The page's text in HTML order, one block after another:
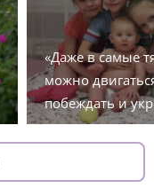
«Даже в самые
можно
побеждать и